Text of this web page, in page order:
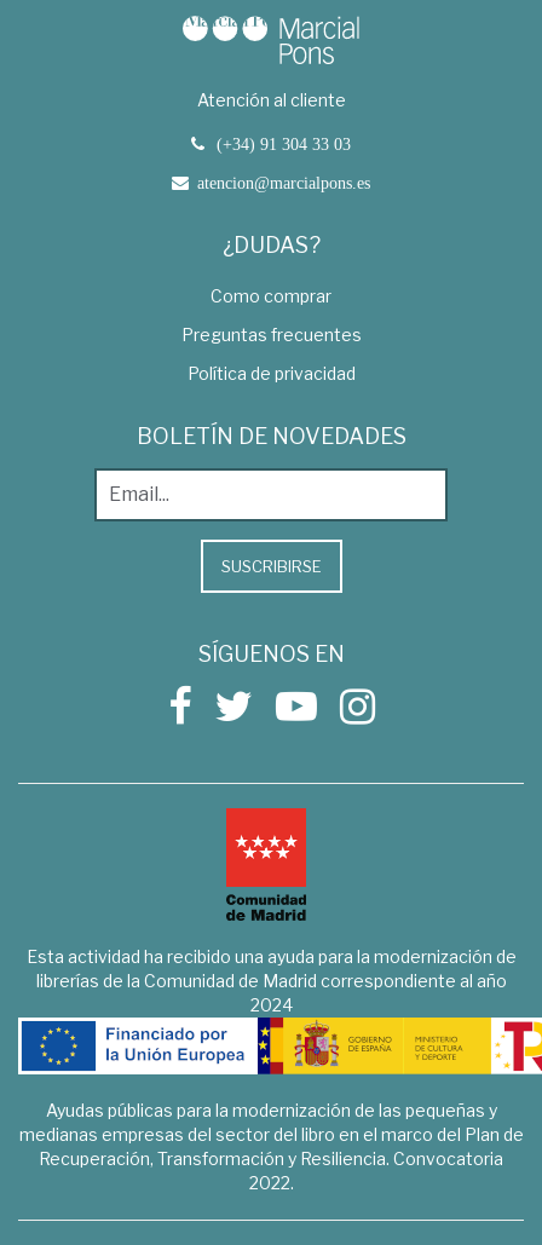
Atención al cliente
(+34) 91 304 33 03
atencion@marcialpons.es
¿DUDAS?
Como comprar
Preguntas frecuentes
Política de privacidad
BOLETÍN DE NOVEDADES
SUSCRIBIRSE
SÍGUENOS EN
Esta actividad ha recibido una ayuda para la modernización de
librerías de la Comunidad de Madrid correspondiente al año
2024
Ayudas públicas para la modernización de las pequeñas y
medianas empresas del sector del libro en el marco del Plan de
Recuperación, Transformación y Resiliencia. Convocatoria
2022.